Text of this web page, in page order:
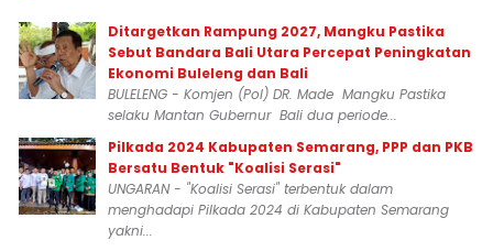
Ditargetkan Rampung 2027, Mangku Pastika
Sebut Bandara Bali Utara Percepat Peningkatan
Ekonomi Buleleng dan Bali
BULELENG - Komjen (Pol) DR. Made Mangku Pastika
selaku Mantan Gubernur Bali dua periode...
Pilkada 2024 Kabupaten Semarang, PPP dan PKB
Bersatu Bentuk "Koalisi Serasi"
UNGARAN - "Koalisi Serasi" terbentuk dalam
menghadapi Pilkada 2024 di Kabupaten Semarang
yakni...